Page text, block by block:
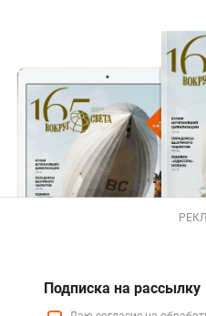
Подписка на рассылку